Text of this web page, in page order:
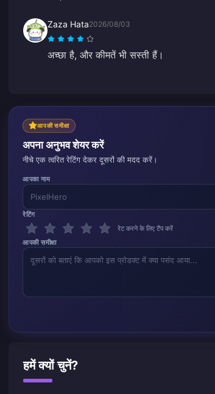
Zaza Hata2026/08/03
अच्छा है, और कीमतें भी सस्ती हैं।
आपकी समीक्षा
अपना अनुभव शेयर करें
नीचे एक त्वरित रेटिंग देकर दूसरों की मदद करें।
आपका नाम
रेटिंग
रेट करने के लिए टैप करें
आपकी समीक्षा
हमें क्यों चुनें?